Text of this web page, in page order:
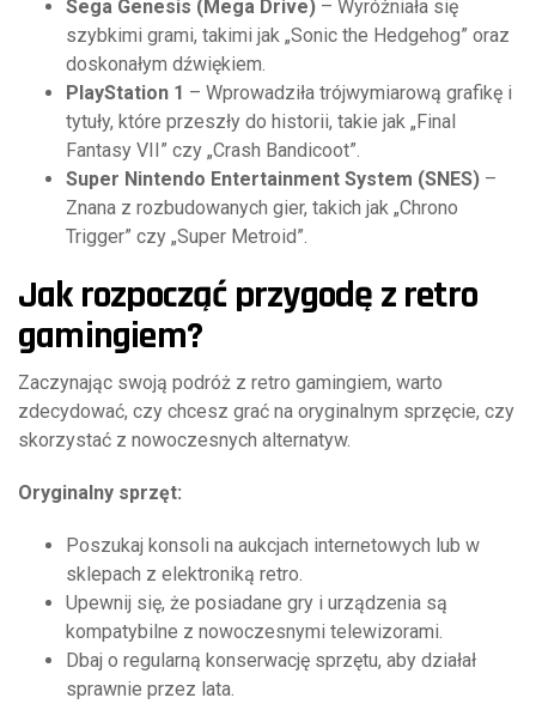
Sega Genesis (Mega Drive) – Wyróżniała się
szybkimi grami, takimi jak „Sonic the Hedgehog” oraz
doskonałym dźwiękiem.
PlayStation 1 – Wprowadziła trójwymiarową grafikę i
tytuły, które przeszły do historii, takie jak „Final
Fantasy VII” czy „Crash Bandicoot”.
Super Nintendo Entertainment System (SNES) –
Znana z rozbudowanych gier, takich jak „Chrono
Trigger” czy „Super Metroid”.
Jak rozpocząć przygodę z retro
gamingiem?
Zaczynając swoją podróż z retro gamingiem, warto
zdecydować, czy chcesz grać na oryginalnym sprzęcie, czy
skorzystać z nowoczesnych alternatyw.
Oryginalny sprzęt:
Poszukaj konsoli na aukcjach internetowych lub w
sklepach z elektroniką retro.
Upewnij się, że posiadane gry i urządzenia są
kompatybilne z nowoczesnymi telewizorami.
Dbaj o regularną konserwację sprzętu, aby działał
sprawnie przez lata.